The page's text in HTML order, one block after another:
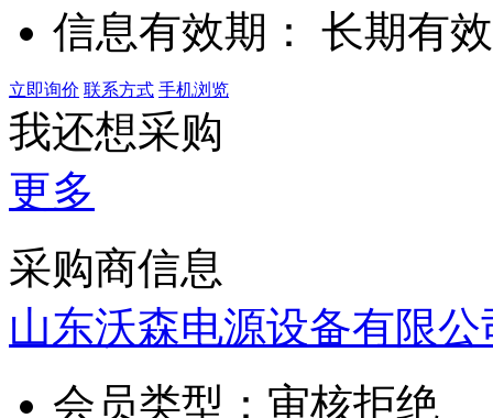
信息有效期： 长期有效
立即询价 联系方式 手机浏览
我还想采购
更多
采购商信息
山东沃森电源设备有限公
会员类型： 审核拒绝